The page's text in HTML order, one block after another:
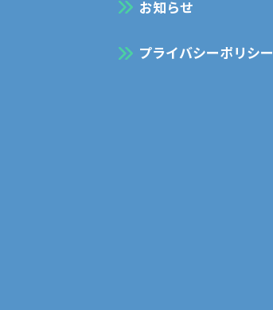
お知らせ
プライバシーポリシー